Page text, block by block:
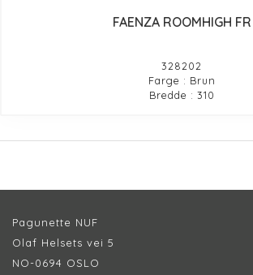
FAENZA ROOMHIGH FR
328202
Farge : Brun
Bredde : 310
Pagunette NUF
Olaf Helsets vei 5
NO-0694 OSLO